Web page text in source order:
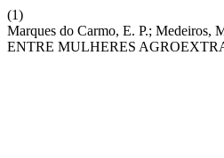
(1)
Marques do Carmo, E. P.;
ENTRE MULHERES